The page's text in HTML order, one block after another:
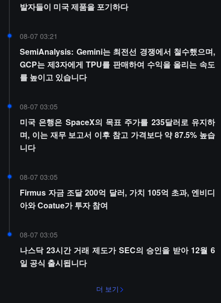
발자들이 미국 제품을 포기하다
08-07 03:21
SemiAnalysis: Gemini는 최전선 경쟁에서 철수했으며,
GCP는 제3자에게 TPU를 판매하여 수익을 올리는 속도
를 높이고 있습니다
08-07 03:05
미국 은행은 SpaceX의 목표 주가를 235달러로 유지하
며, 이는 재무 보고서 이후 참고 가격보다 약 87.5% 높습
니다
08-07 03:05
Firmus 자금 조달 200억 달러, 가치 105억 초과, 엔비디
아와 Coatue가 투자 참여
08-07 03:05
나스닥 23시간 거래 제도가 SEC의 승인을 받아 12월 6
일 공식 출시됩니다
더 보기